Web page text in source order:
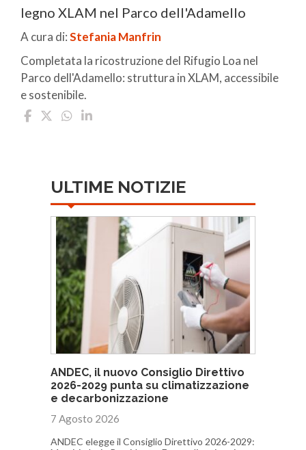
legno XLAM nel Parco dell'Adamello
A cura di:Stefania Manfrin
Completata la ricostruzione del Rifugio Loa nel
Parco dell'Adamello: struttura in XLAM, accessibile
e sostenibile.
ULTIME NOTIZIE
ANDEC, il nuovo Consiglio Direttivo
2026-2029 punta su climatizzazione
e decarbonizzazione
7 Agosto 2026
ANDEC elegge il Consiglio Direttivo 2026-2029: